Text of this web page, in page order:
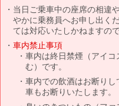
当日ご乗車中の座席の相違
やかに乗務員へお申し出く
ては対応いたしかねますの
車内禁止事項
車内は終日禁煙（アイ
む）です。
車内での飲酒はお断り
車もお断りいたします。